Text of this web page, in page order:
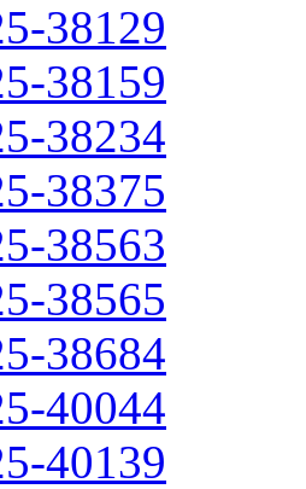
38129
38159
38234
38375
38563
38565
38684
40044
40139